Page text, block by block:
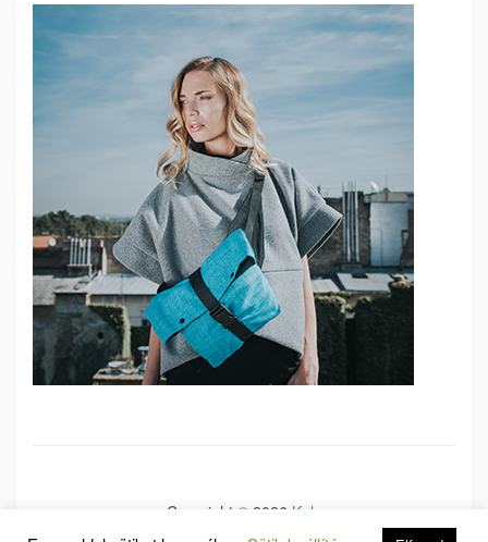
Copyright © 2026 Kale